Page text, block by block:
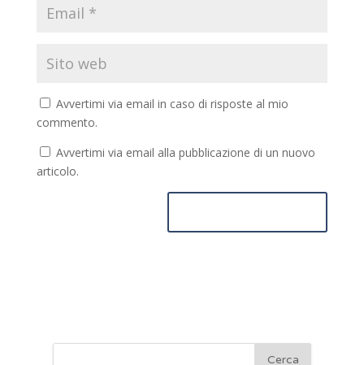
Avvertimi via email in caso di risposte al mio
commento.
Avvertimi via email alla pubblicazione di un nuovo
articolo.